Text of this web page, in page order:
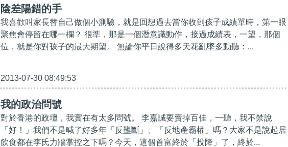
陰差陽錯的手
我喜歡叫家長替自己做個小測驗，就是回想過去當你收到孩子成績單時，第一眼
聚焦會停留在哪一欄？ 很準，那是一個潛意識動作，接過成績表，一望，那個
位，就是你對孩子的最大期望。 無論你平日說得多天花亂墜多動聽：...
2013-07-30 08:49:53
我的政治問號
對於香港的政壇，我實在有太多問號。 李嘉誠要賣掉百佳，一聽，我不禁說
「好！」我們不是喊了好多年「反壟斷」、「反地產霸權」嗎？大家不是說起居
飲食都在李氏力牆掌控之下嗎？今天，這個首富終於「投降」了，終於...